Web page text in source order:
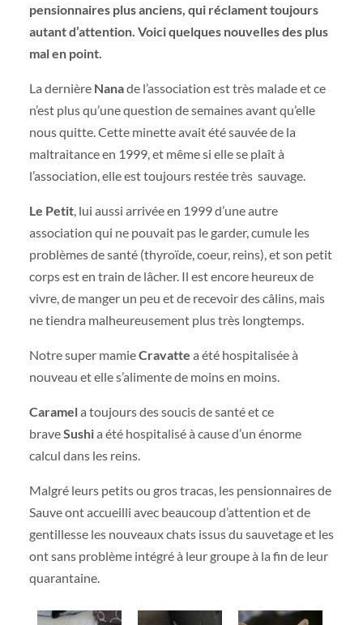
pensionnaires plus anciens, qui réclament toujours
autant d’attention. Voici quelques nouvelles des plus
mal en point.
La dernièreNanade l’association est très malade et ce
n’est plus qu’une question de semaines avant qu’elle
nous quitte. Cette minette avait été sauvée de la
maltraitance en 1999, et même si elle se plaît à
l’association, elle est toujours restée très sauvage.
Le Petit, lui aussi arrivée en 1999 d’une autre
association qui ne pouvait pas le garder, cumule les
problèmes de santé (thyroïde, coeur, reins), et son petit
corps est en train de lâcher. Il est encore heureux de
vivre, de manger un peu et de recevoir des câlins, mais
ne tiendra malheureusement plus très longtemps.
Notre super mamieCravatte a été hospitalisée à
nouveau et elle s’alimente de moins en moins.
Caramela toujours des soucis de santé et ce
braveSushia été hospitalisé à cause d’un énorme
calcul dans les reins.
Malgré leurs petits ou gros tracas, les pensionnaires de
Sauve ont accueilli avec beaucoup d’attention et de
gentillesse les nouveaux chats issus du sauvetage et les
ont sans problème intégré à leur groupe à la fin de leur
quarantaine.